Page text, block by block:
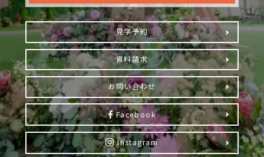
見学予約
資料請求
お問い合わせ
Facebook
Instagram